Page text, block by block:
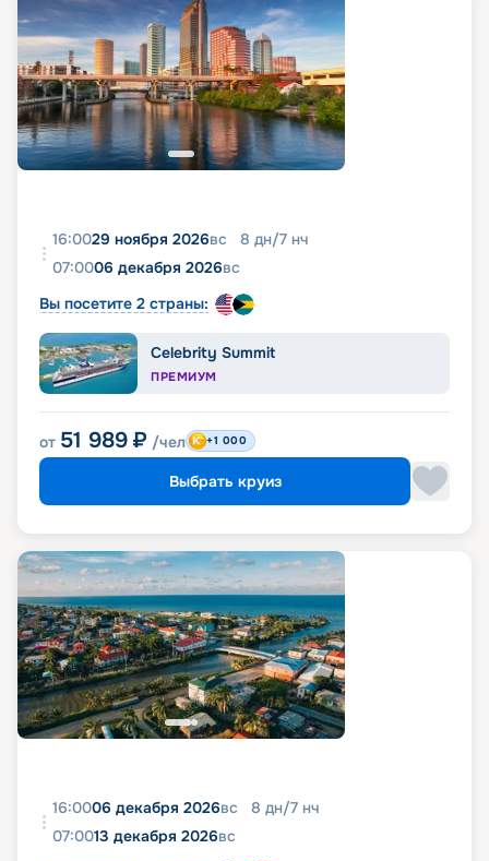
16:0029 ноября 2026вс 8 дн/7 нч
07:0006 декабря 2026вс
Вы посетите 2 страны:
Celebrity Summit
ПРЕМИУМ
от 51 989 ₽ /чел +1 000
Выбрать круиз
16:0006 декабря 2026вс 8 дн/7 нч
07:0013 декабря 2026вс